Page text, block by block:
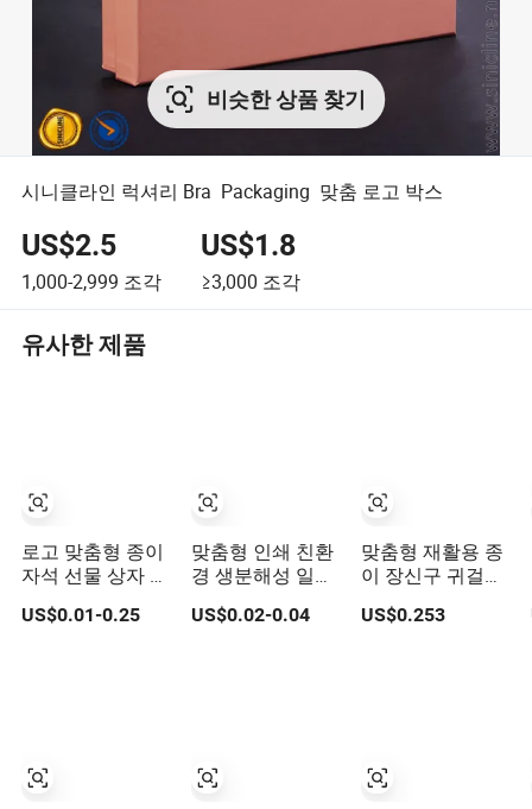
비슷한 상품 찾기
시니클라인 럭셔리 Bra Packaging 맞춤 로고 박스
US$2.5
1,000-2,999 조각
US$1.8
≥3,000 조각
유사한 제품
로고 맞춤형 종이
자석 선물 상자 접
이식 포장
US$0.01-0.25
맞춤형 인쇄 친환
경 생분해성 일회
용 패스트푸드 골
판지 종이 포장 피
US$0.02-0.04
맞춤형 재활용 종
이 장신구 귀걸이,
목걸이, 서랍 상자
US$0.253